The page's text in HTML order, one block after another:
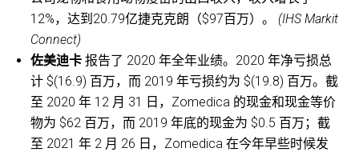
12%，达到20.79亿捷克克朗（$97百万）。
(IHS Markit
Connect)
佐美迪卡 报告了 2020 年全年业绩。2020 年净亏损总
计 $(16.9) 百万，而 2019 年亏损约为 $(19.8) 百万。截
至 2020 年 12 月 31 日，Zomedica 的现金和现金等价
物为 $62 百万，而 2019 年底的现金为 $0.5 百万；截
至 2021 年 2 月 26 日，Zomedica 在今年早些时候发